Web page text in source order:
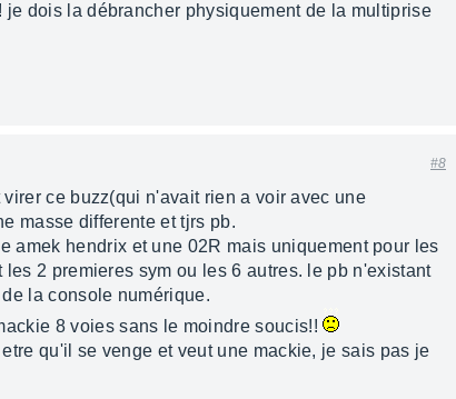
dois la débrancher physiquement de la multiprise
#8
ce buzz(qui n'avait rien a voir avec une
masse differente et tjrs pb.
amek hendrix et une 02R mais uniquement pour les
2 premieres sym ou les 6 autres. le pb n'existant
la console numérique.
8 voies sans le moindre soucis!!
qu'il se venge et veut une mackie, je sais pas je